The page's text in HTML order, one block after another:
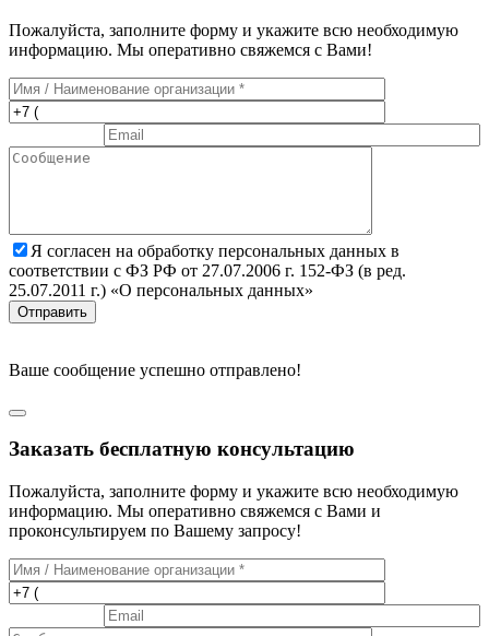
Пожалуйста, заполните форму и укажите всю необходимую
информацию. Мы оперативно свяжемся с Вами!
Я согласен на обработку персональных данных в
соответствии с ФЗ РФ от 27.07.2006 г. 152-ФЗ (в ред.
25.07.2011 г.) «О персональных данных»
Отправить
Ваше сообщение успешно отправлено!
Заказать бесплатную консультацию
Пожалуйста, заполните форму и укажите всю необходимую
информацию. Мы оперативно свяжемся с Вами и
проконсультируем по Вашему запросу!